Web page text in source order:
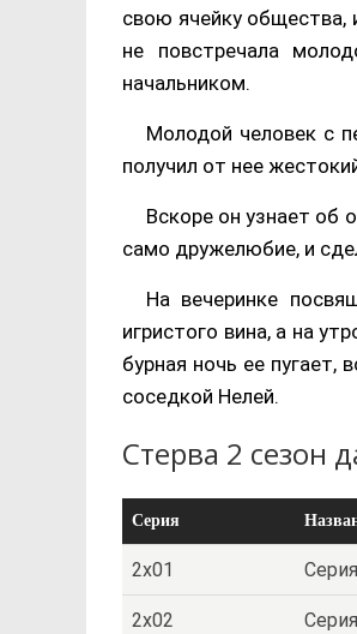
свою ячейку общества,
не повстречала
начальником.
Молодой человек с
получил от нее
Вскоре он узнает об
само дружелюбие, и
На вечеринке
игристого вина, а на
бурная ночь ее пугает,
соседкой Нелей.
Стерва 2 сезон
Серия
2x01
2x02